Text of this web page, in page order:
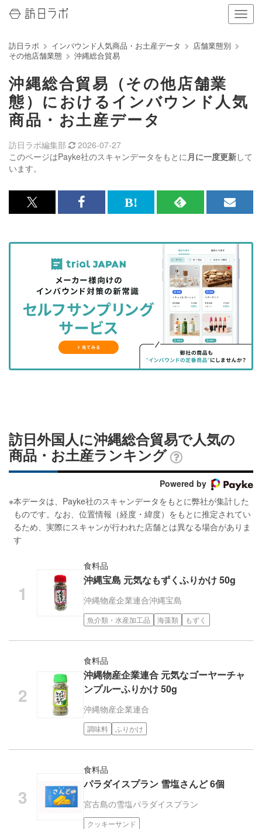
ナ
ビ
の
表
り
る
訪日ラボ インバウンド人気商品・お土産データ
店舗業態別
その他店舗業態
沖縄総合貿易
沖縄総合貿易（その他店舗業
態）におけるインバウンド人気
商品・お土産データ
このページはPayke社のスキャンデータをもとに月に一度更新して
います。
訪日ラボ編集部 2026-07-27
x<br>
記
を
シ
ェ
る
Facebook<br>
記
事
を
シ
ェ
ア
す
る
は
な
ッ
ク
マ
に
RSS
記
事
を
購
読
す
る
メ
マ
ガ
登
録
す
る
訪日外国人に沖縄総合貿易で人気の
商品・お土産ランキング
Powered by
※本データは、Payke社のスキャンデータをもとに弊社が集計した
ものです。なお、位置情報（経度・緯度）をもとに推定されてい
るため、実際にスキャンが行われた店舗とは異なる場合がありま
す
食料品
沖縄宝島 元気なもずくふりかけ 50g
沖縄物産企業連合沖縄宝島
魚介類・水産加工品 海藻類 もずく
食料品
沖縄物産企業連合 元気なゴーヤーチャ
ンプルーふりかけ 50g
沖縄物産企業連合
調味料 ふりかけ
食料品
パラダイスプラン 雪塩さんど 6個
宮古島の雪塩パラダイスプラン
クッキーサンド